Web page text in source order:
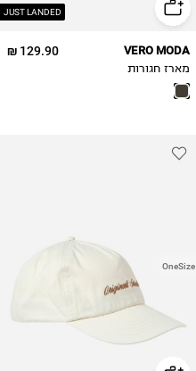
JUST LANDED
129.90 ₪ VERO MODA
מארז חגורות
OneSize